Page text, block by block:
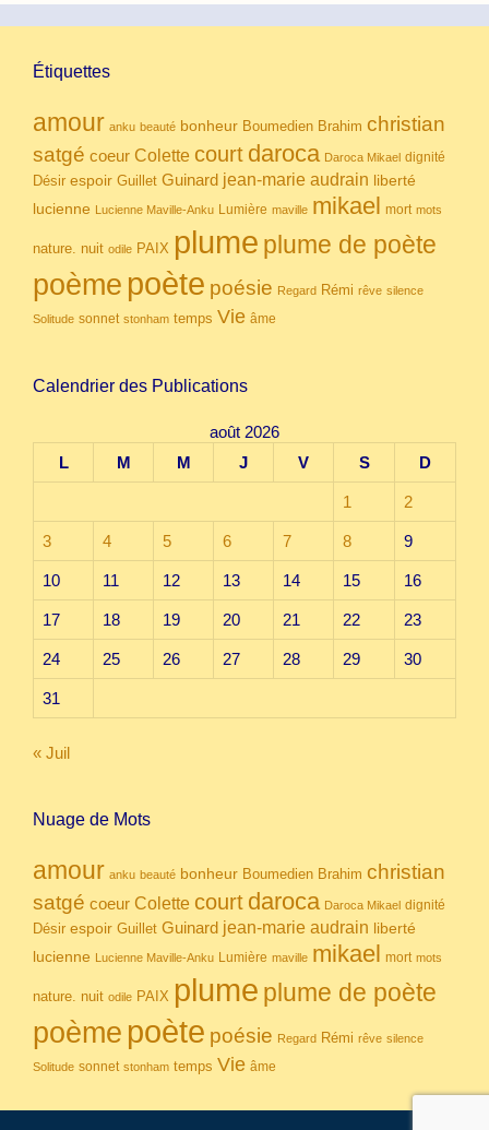
Étiquettes
amour anku beauté bonheur Boumedien Brahim christian
satgé coeur Colette court daroca Daroca Mikael dignité
Désir espoir Guillet Guinard jean-marie audrain liberté
lucienne Lucienne Maville-Anku Lumière maville mikael mort mots
nature. nuit odile PAIX plume plume de poète
poème poète poésie Regard Rémi rêve silence
Solitude sonnet stonham temps Vie âme
Calendrier des Publications
août 2026
L
M M J V S D
1 2
3 4 5 6 7 8 9
10 11 12 13 14 15 16
17 18 19 20 21 22 23
24 25 26 27 28 29 30
31
« Juil
Nuage de Mots
amour anku beauté bonheur Boumedien Brahim christian
satgé coeur Colette court daroca Daroca Mikael dignité
Désir espoir Guillet Guinard jean-marie audrain liberté
lucienne Lucienne Maville-Anku Lumière maville mikael mort mots
nature. nuit odile PAIX plume plume de poète
poème poète poésie Regard Rémi rêve silence
Solitude sonnet stonham temps Vie âme